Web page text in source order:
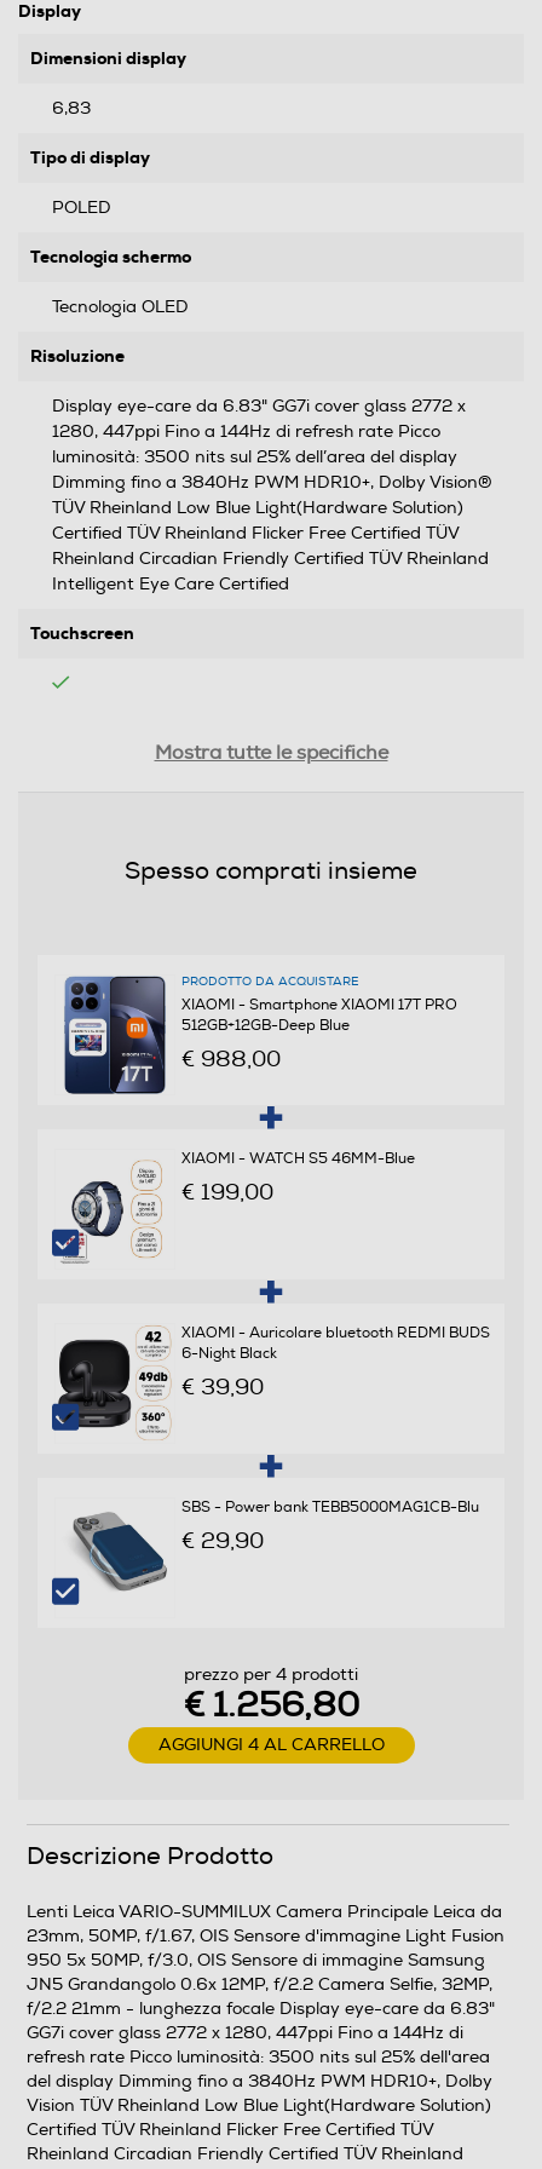
Display
Dimensioni display
6,83
Tipo di display
POLED
Tecnologia schermo
Tecnologia OLED
Risoluzione
Display eye-care da 6.83" GG7i cover glass 2772 x
1280, 447ppi Fino a 144Hz di refresh rate Picco
luminosità: 3500 nits sul 25% dell’area del display
Dimming fino a 3840Hz PWM HDR10+, Dolby Vision®
TÜV Rheinland Low Blue Light(Hardware Solution)
Certified TÜV Rheinland Flicker Free Certified TÜV
Rheinland Circadian Friendly Certified TÜV Rheinland
Intelligent Eye Care Certified
Touchscreen
Format
Slide
Banda
Specifiche frequenza
5G SA:
n1/3/5/7/8/20/28/38/40/41/66/71/75/77/78 LTE
FDD:
1/2/3/4/5/7/8/12/13/17/18/19/20/25/26/28/32/66/71
LTE TDD: 34/38/39/40/41/42/48 WCDMA: 1/2/4/5/8
GSM: 2/3/5/8
Sistema operativo
Android
Xiaomi HyperOS 3
Core processore
Descrizione processore
MediaTek Dimensity 9500
Fotocamera
Fotocamera digitale
Mostra tutte le specifiche
Spesso comprati insieme
PRODOTTO DA ACQUISTARE
XIAOMI - Smartphone XIAOMI 17T PRO
512GB+12GB-Deep Blue
€ 988,00
XIAOMI - WATCH S5 46MM-Blue
€ 199,00
XIAOMI - Auricolare bluetooth REDMI BUDS
6-Night Black
€ 39,90
SBS - Power bank TEBB5000MAG1CB-Blu
€ 29,90
prezzo per 4 prodotti
€ 1.256,80
AGGIUNGI 4 AL CARRELLO
Descrizione Prodotto
Lenti Leica VARIO-SUMMILUX Camera Principale Leica da
23mm, 50MP, f/1.67, OIS Sensore d'immagine Light Fusion
950 5x 50MP, f/3.0, OIS Sensore di immagine Samsung
JN5 Grandangolo 0.6x 12MP, f/2.2 Camera Selfie, 32MP,
f/2.2 21mm - lunghezza focale Display eye-care da 6.83"
GG7i cover glass 2772 x 1280, 447ppi Fino a 144Hz di
refresh rate Picco luminosità: 3500 nits sul 25% dell'area
del display Dimming fino a 3840Hz PWM HDR10+, Dolby
Vision TÜV Rheinland Low Blue Light(Hardware Solution)
Certified TÜV Rheinland Flicker Free Certified TÜV
Rheinland Circadian Friendly Certified TÜV Rheinland